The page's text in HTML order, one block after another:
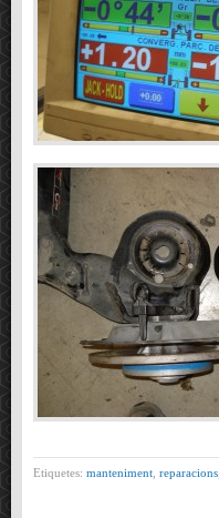
Etiquetes: manteniment reparacions